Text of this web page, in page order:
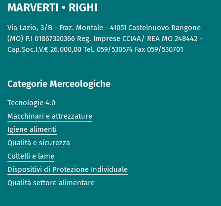
MARVERTI • RIGHI
Via Lazio, 3/B - Fraz. Montale - 41051 Castelnuovo Rangone
(MO) P.I 01867320366 Reg. Imprese CCIAA/ REA MO 248442 -
Cap.Soc.I.V.€ 26.000,00 Tel. 059/530574 Fax 059/530701
Categorie Merceologiche
Tecnologie 4.0
Macchinari e attrezzature
Igiene alimenti
Qualità e sicurezza
Coltelli e lame
Dispositivi di Protezione Individuale
Qualità settore alimentare